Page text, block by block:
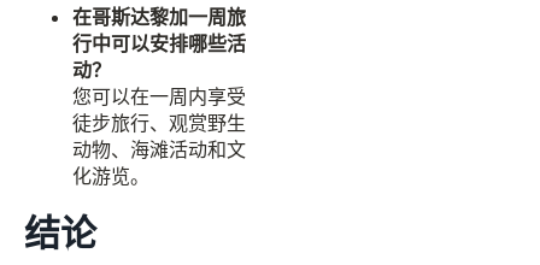
在哥斯达黎加一周旅
行中可以安排哪些活
动？
您可以在一周内享受
徒步旅行、观赏野生
动物、海滩活动和文
化游览。
结论